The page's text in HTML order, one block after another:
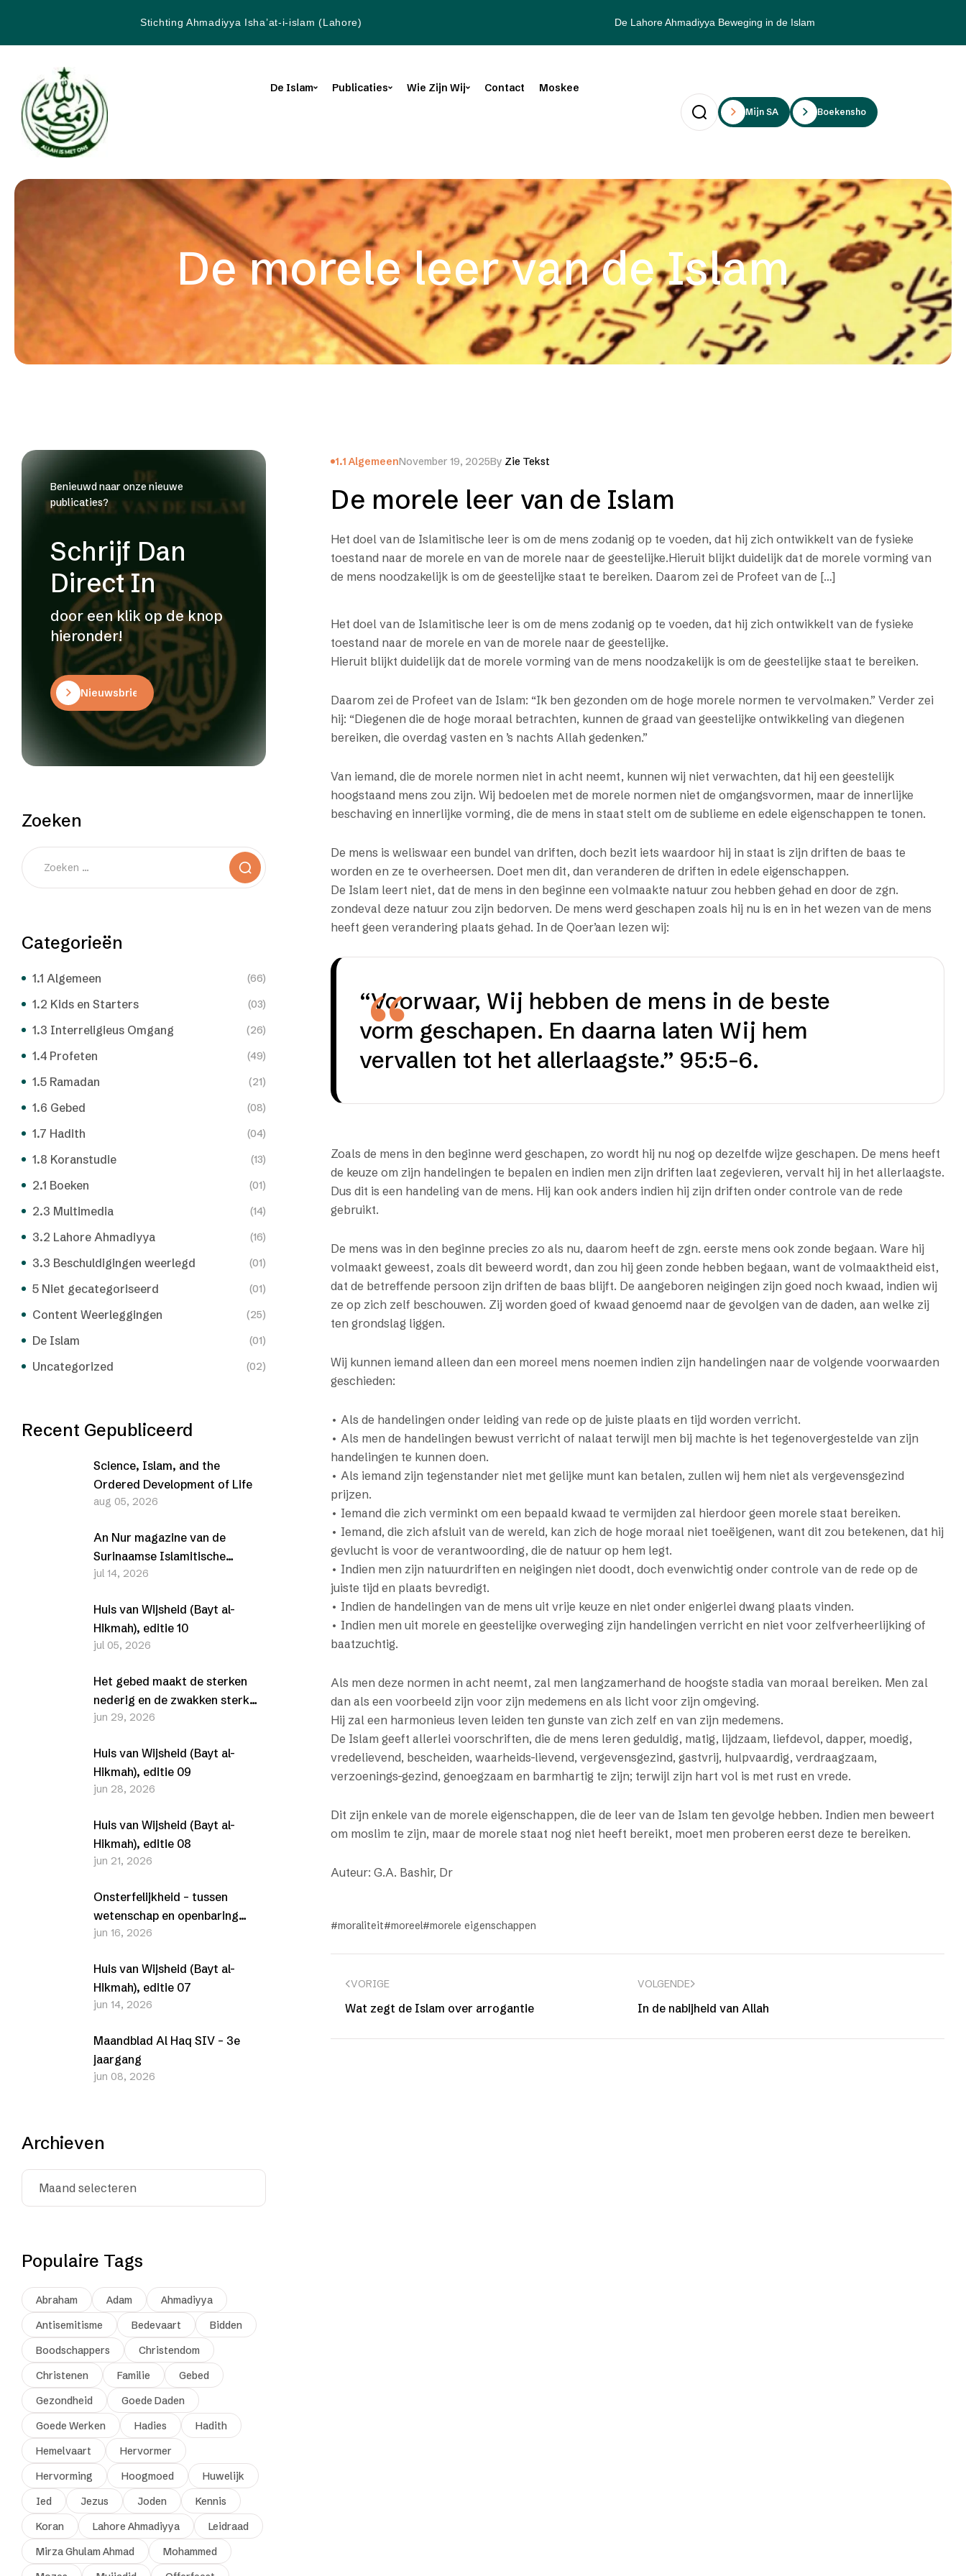
Stichting Ahmadiyya Isha’at-i-islam (Lahore) De Lahore Ahmadiyya Beweging in de Islam
De Islam Publicaties Wie Zijn Wij Contact Moskee
Mijn SAii Boekenshop
De morele leer van de Islam
1.1 AlgemeenNovember 19, 2025By Zie Tekst
De morele leer van de Islam
Het doel van de Islamitische leer is om de mens zodanig op te voeden, dat hij zich ontwikkelt van de fysieke
toestand naar de morele en van de morele naar de geestelijke.Hieruit blijkt duidelijk dat de morele vorming van
de mens noodzakelijk is om de geestelijke staat te bereiken. Daarom zei de Profeet van de […]
Het doel van de Islamitische leer is om de mens zodanig op te voeden, dat hij zich ontwikkelt van de fysieke
toestand naar de morele en van de morele naar de geestelijke.
Hieruit blijkt duidelijk dat de morele vorming van de mens noodzakelijk is om de geestelijke staat te bereiken.
Daarom zei de Profeet van de Islam: “Ik ben gezonden om de hoge morele normen te vervolmaken.” Verder zei
hij: “Diegenen die de hoge moraal betrachten, kunnen de graad van geestelijke ontwikkeling van diegenen
bereiken, die overdag vasten en ’s nachts Allah gedenken.”
Van iemand, die de morele normen niet in acht neemt, kunnen wij niet verwachten, dat hij een geestelijk
hoogstaand mens zou zijn. Wij bedoelen met de morele normen niet de omgangsvormen, maar de innerlijke
beschaving en innerlijke vorming, die de mens in staat stelt om de sublieme en edele eigenschappen te tonen.
De mens is weliswaar een bundel van driften, doch bezit iets waardoor hij in staat is zijn driften de baas te
worden en ze te overheersen. Doet men dit, dan veranderen de driften in edele eigenschappen.
De Islam leert niet, dat de mens in den beginne een volmaakte natuur zou hebben gehad en door de zgn.
zondeval deze natuur zou zijn bedorven. De mens werd geschapen zoals hij nu is en in het wezen van de mens
heeft geen verandering plaats gehad. In de Qoer’aan lezen wij:
“Voorwaar, Wij hebben de mens in de beste
vorm geschapen. En daarna laten Wij hem
vervallen tot het allerlaagste.” 95:5-6.
Zoals de mens in den beginne werd geschapen, zo wordt hij nu nog op dezelfde wijze geschapen. De mens heeft
de keuze om zijn handelingen te bepalen en indien men zijn driften laat zegevieren, vervalt hij in het allerlaagste.
Dus dit is een handeling van de mens. Hij kan ook anders indien hij zijn driften onder controle van de rede
gebruikt.
De mens was in den beginne precies zo als nu, daarom heeft de zgn. eerste mens ook zonde begaan. Ware hij
volmaakt geweest, zoals dit beweerd wordt, dan zou hij geen zonde hebben begaan, want de volmaaktheid eist,
dat de betreffende persoon zijn driften de baas blijft. De aangeboren neigingen zijn goed noch kwaad, indien wij
ze op zich zelf beschouwen. Zij worden goed of kwaad genoemd naar de gevolgen van de daden, aan welke zij
ten grondslag liggen.
Wij kunnen iemand alleen dan een moreel mens noemen indien zijn handelingen naar de volgende voorwaarden
geschieden:
• Als de handelingen onder leiding van rede op de juiste plaats en tijd worden verricht.
• Als men de handelingen bewust verricht of nalaat terwijl men bij machte is het tegenovergestelde van zijn
handelingen te kunnen doen.
• Als iemand zijn tegenstander niet met gelijke munt kan betalen, zullen wij hem niet als vergevensgezind
prijzen.
• Iemand die zich verminkt om een bepaald kwaad te vermijden zal hierdoor geen morele staat bereiken.
• Iemand, die zich afsluit van de wereld, kan zich de hoge moraal niet toeëigenen, want dit zou betekenen, dat hij
gevlucht is voor de verantwoording, die de natuur op hem legt.
• Indien men zijn natuurdriften en neigingen niet doodt, doch evenwichtig onder controle van de rede op de
juiste tijd en plaats bevredigt.
• Indien de handelingen van de mens uit vrije keuze en niet onder enigerlei dwang plaats vinden.
• Indien men uit morele en geestelijke overweging zijn handelingen verricht en niet voor zelfverheerlijking of
baatzuchtig.
Als men deze normen in acht neemt, zal men langzamerhand de hoogste stadia van moraal bereiken. Men zal
dan als een voorbeeld zijn voor zijn medemens en als licht voor zijn omgeving.
Hij zal een harmonieus leven leiden ten gunste van zich zelf en van zijn medemens.
De Islam geeft allerlei voorschriften, die de mens leren geduldig, matig, lijdzaam, liefdevol, dapper, moedig,
vredelievend, bescheiden, waarheids-lievend, vergevensgezind, gastvrij, hulpvaardig, verdraagzaam,
verzoenings-gezind, genoegzaam en barmhartig te zijn; terwijl zijn hart vol is met rust en vrede.
Dit zijn enkele van de morele eigenschappen, die de leer van de Islam ten gevolge hebben. Indien men beweert
om moslim te zijn, maar de morele staat nog niet heeft bereikt, moet men proberen eerst deze te bereiken.
Auteur: G.A. Bashir, Dr
moraliteit moreel morele eigenschappen
VORIGE
Wat zegt de Islam over arrogantie
VOLGENDE
In de nabijheid van Allah
Benieuwd naar onze nieuwe
publicaties?
Schrijf Dan
Direct In
door een klik op de knop
hieronder!
Nieuwsbrief
Zoeken
Categorieën
1.1 Algemeen (66)
1.2 Kids en Starters (03)
1.3 Interreligieus Omgang (26)
1.4 Profeten (49)
1.5 Ramadan (21)
1.6 Gebed (08)
1.7 Hadith (04)
1.8 Koranstudie (13)
2.1 Boeken (01)
2.3 Multimedia (14)
3.2 Lahore Ahmadiyya (16)
3.3 Beschuldigingen weerlegd (01)
5 Niet gecategoriseerd (01)
Content Weerleggingen (25)
De Islam (01)
Uncategorized (02)
Recent Gepubliceerd
Science, Islam, and the
Ordered Development of Life
aug 05, 2026
An Nur magazine van de
Surinaamse Islamitische
Vereniging (SIV) –
jul 14, 2026
Huis van Wijsheid (Bayt al-
Hikmah), editie 10
jul 05, 2026
Het gebed maakt de sterken
nederig en de zwakken sterk
(Al-Furqān, 25-63-77)
jun 29, 2026
Huis van Wijsheid (Bayt al-
Hikmah), editie 09
jun 28, 2026
Huis van Wijsheid (Bayt al-
Hikmah), editie 08
jun 21, 2026
Onsterfelijkheid – tussen
wetenschap en openbaring
(Nederlands en Engels)
jun 16, 2026
Huis van Wijsheid (Bayt al-
Hikmah), editie 07
jun 14, 2026
Maandblad Al Haq SIV – 3e
jaargang
jun 08, 2026
Archieven
Populaire Tags
Abraham Adam
Ahmadiyya
Antisemitisme
Bedevaart
Bidden
Boodschappers
Christendom
Christenen
Familie
Gebed
Gezondheid
Goede Daden
Goede Werken
Hadies
Hadith
Hemelvaart
Hervormer
Hervorming
Hoogmoed
Huwelijk
Ied
Jezus Joden
Kennis
Koran
Lahore Ahmadiyya
Leidraad
Mirza Ghulam Ahmad
Mohammed